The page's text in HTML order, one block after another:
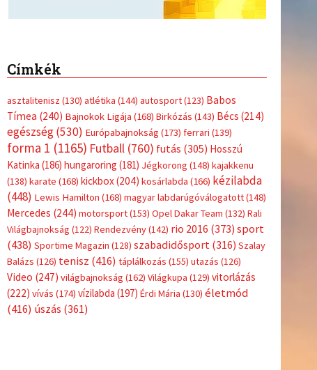
Címkék
asztalitenisz (130) atlétika (144) autosport(123) Babos
Tímea (240) Bajnokok Ligája (168) Birkózás (143) Bécs (214)
egészség(530) Európabajnokság (173) ferrari (139)
forma 1 (1165) Futball (760) futás (305) Hosszú
Katinka (186) hungaroring (181) Jégkorong (148) kajakkenu
(138) karate (168) kickbox(204) kosárlabda (166) kézilabda
(448) Lewis Hamilton (168) magyar labdarúgóválogatott(148)
Mercedes (244) motorsport(153) Opel Dakar Team (132) Rali
Világbajnokság (122) Rendezvény(142) rio 2016 (373) sport
(438) Sportime Magazin (128) szabadidősport (316) Szalay
Balázs (126) tenisz (416) táplálkozás (155) utazás (126)
Video (247) világbajnokság (162) Világkupa (129) vitorlázás
(222) vívás (174) vízilabda (197) Érdi Mária (130) életmód
(416) úszás (361)